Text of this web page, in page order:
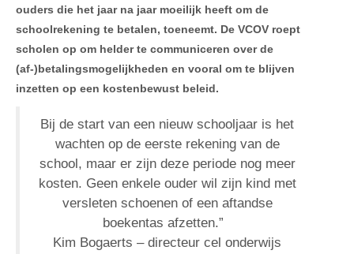
ouders die het jaar na jaar moeilijk heeft om de
schoolrekening te betalen, toeneemt. De VCOV roept
scholen op om helder te communiceren over de
(af-)betalingsmogelijkheden en vooral om te blijven
inzetten op een kostenbewust beleid.
Bij de start van een nieuw schooljaar is het
wachten op de eerste rekening van de
school, maar er zijn deze periode nog meer
kosten. Geen enkele ouder wil zijn kind met
versleten schoenen of een aftandse
boekentas afzetten.”
Kim Bogaerts – directeur cel onderwijs